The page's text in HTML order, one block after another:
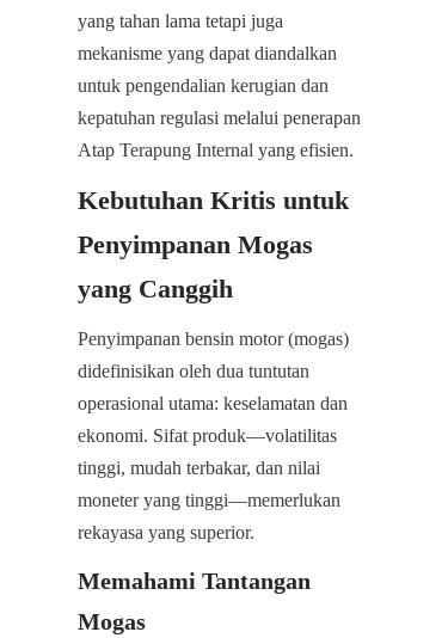
yang tahan lama tetapi juga
mekanisme yang dapat diandalkan
untuk pengendalian kerugian dan
kepatuhan regulasi melalui penerapan
Atap Terapung Internal yang efisien.
Kebutuhan Kritis untuk
Penyimpanan Mogas
yang Canggih
Penyimpanan bensin motor (mogas)
didefinisikan oleh dua tuntutan
operasional utama: keselamatan dan
ekonomi. Sifat produk—volatilitas
tinggi, mudah terbakar, dan nilai
moneter yang tinggi—memerlukan
rekayasa yang superior.
Memahami Tantangan
Mogas